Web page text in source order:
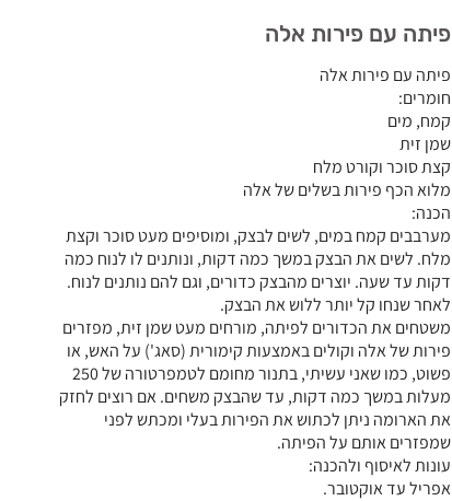
פיתה עם פירות אלה
חומרים:
קמח, מים
שמן זית
קצת סוכר וקורט מלח
מלוא הכף פירות בשלים של אלה
הכנה:
מערבבים קמח במים, לשים לבצק, ומוסיפים מעט סוכר וקצת
מלח. לשים את הבצק במשך כמה דקות, ונותנים לו לנוח כמה
דקות עד שעה. יוצרים מהבצק כדורים, וגם להם נותנים לנוח.
לאחר שנחו קל יותר ללוש את הבצק.
משטחים את הכדורים לפיתה, מורחים מעט שמן זית, מפזרים
פירות של אלה וקולים באמצעות קימורית (סאג') על האש, או
פשוט, כמו שאני עשיתי, בתנור מחומם לטמפרטורה של 250
מעלות במשך כמה דקות, עד שהבצק משחים. אם רוצים לחזק
את הארומה ניתן לכתוש את הפירות בעלי ומכתש לפני
שמפזרים אותם על הפיתה.
עונות לאיסוף ולהכנה:
אפריל עד אוקטובר.
פיתה עם פירות אלה